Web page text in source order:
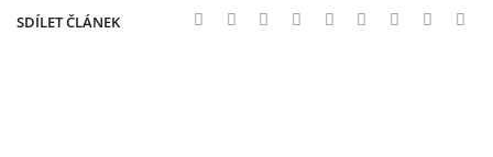
SDÍLET ČLÁNEK